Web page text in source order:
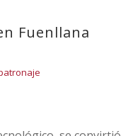
Fuenllana